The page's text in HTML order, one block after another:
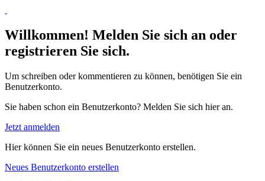
Willkommen! Melden Sie sich an oder
registrieren Sie sich.
Um schreiben oder kommentieren zu können, benötigen Sie ein
Benutzerkonto.
Sie haben schon ein Benutzerkonto? Melden Sie sich hier an.
Jetzt anmelden
Hier können Sie ein neues Benutzerkonto erstellen.
Neues Benutzerkonto erstellen